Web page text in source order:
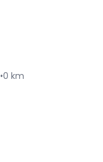
•0 km